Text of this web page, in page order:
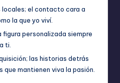
el contacto cara a
la que yo viví.
figura personalizada siempre
ti.
las historias detrás
que mantienen viva la pasión.